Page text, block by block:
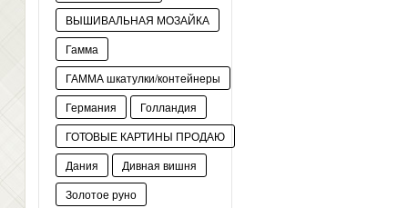
ВЫШИВАЛЬНАЯ МОЗАЙКА
Гамма
ГАММА шкатулки/контейнеры
Германия
Голландия
ГОТОВЫЕ КАРТИНЫ ПРОДАЮ
Дания
Дивная вишня
Золотое руно